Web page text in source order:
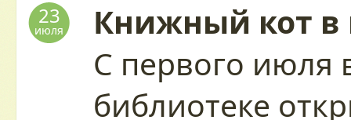
23
июля
Книжный кот
С первого июля
библиотеке